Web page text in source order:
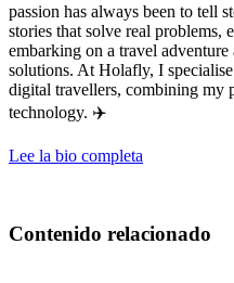
passion has always been to tell
stories that solve real problems,
embarking on a travel
solutions. At Holafly, I
digital travellers, combining my
technology. ✈️
Lee la bio completa
Contenido relacionado